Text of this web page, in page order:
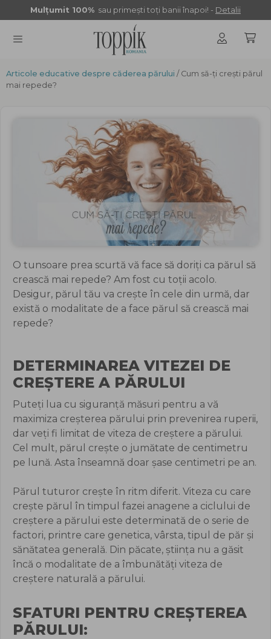
la
conținut
Mulţumit 100% sau primeşti toţi banii înapoi! - Detalii
MENU
Articole educative despre căderea părului / Cum să-ți crești părul
mai repede?
O tunsoare prea scurtă vă face să doriți ca părul să
crească mai repede? Am fost cu toții acolo.
Desigur, părul tău va crește în cele din urmă, dar
există o modalitate de a face părul să crească mai
repede?
DETERMINAREA VITEZEI DE
CREȘTERE A PĂRULUI
Puteți lua cu siguranță măsuri pentru a vă
maximiza creșterea părului prin prevenirea ruperii,
dar veți fi limitat de viteza de creștere a părului.
Cel mult, părul crește o jumătate de centimetru
pe lună. Asta înseamnă doar șase centimetri pe an.
Părul tuturor crește în ritm diferit. Viteza cu care
crește părul în timpul fazei anagene a ciclului de
creștere a părului este determinată de o serie de
factori, printre care genetica, vârsta, tipul de păr și
sănătatea generală. Din păcate, știința nu a găsit
încă o modalitate de a îmbunătăți viteza de
creștere naturală a părului.
SFATURI PENTRU CREȘTEREA
PĂRULUI: